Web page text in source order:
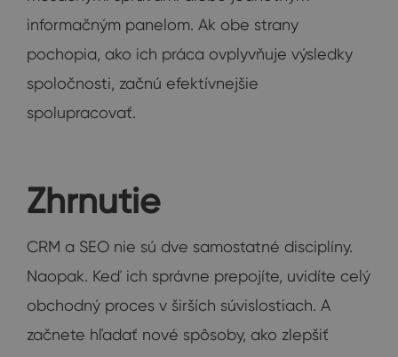
informačným panelom. Ak obe strany
pochopia, ako ich práca ovplyvňuje výsledky
spoločnosti, začnú efektívnejšie
spolupracovať.
Zhrnutie
CRM a SEO nie sú dve samostatné disciplíny.
Naopak. Keď ich správne prepojíte, uvidíte celý
obchodný proces v širších súvislostiach. A
začnete hľadať nové spôsoby, ako zlepšiť